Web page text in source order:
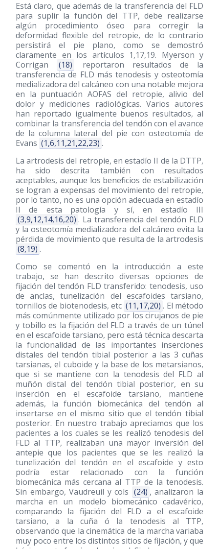
Está claro, que además de la transferencia del FLD
para suplir la función del TTP, debe realizarse
algún procedimiento óseo para corregir la
deformidad flexible del retropie, de lo contrario
persistirá el pie plano, como se demostró
claramente en los artículos 1,17,19. Myerson y
Corrigan
(18)
reportaron resultados de la
transferencia de FLD más tenodesis y osteotomía
medializadora del calcáneo con una notable mejora
en la puntuación AOFAS del retropie, alivio del
dolor y mediciones radiológicas. Varios autores
han reportado igualmente buenos resultados, al
combinar la transferencia del tendón con el avance
de la columna lateral del pie con osteotomía de
Evans (1,6,11,21,22,23) .
La artrodesis del retropie, en estadío II de la DTTP,
ha sido descrita también con resultados
aceptables, aunque los beneficios de estabilización
se logran a expensas del movimiento del retropie,
por lo tanto, no es una opción adecuada en estadío
II de esta patología y sí, en estadío III
(3,9,12,14,16,20) . La transferencia del tendón FLD
y la osteotomía medializadora del calcáneo evita la
pérdida de movimiento que resulta de la artrodesis
(8,19) .
Como se comentó en la introducción a este
trabajo, se han descrito diversas opciones de
fijación del tendón FLD transferido: tenodesis, uso
de anclas, tunelización del escafoides tarsiano,
tornillos de biotenodesis, etc (11,17,20) . El método
más comúnmente utilizado por los cirujanos de pie
y tobillo es la fijación del FLD a través de un túnel
en el escafoide tarsiano, pero está técnica descarta
la funcionalidad de las importantes inserciones
distales del tendón tibial posterior a las 3 cuñas
tarsianas, el cuboide y la base de los metarsianos,
que si se mantiene con la tenodesis del FLD al
muñón distal del tendón tibial posterior, en su
inserción en el escafoide tarsiano, mantiene
además, la función biomecánica del tendón al
insertarse en el mismo sitio que el tendón tibial
posterior. En nuestro trabajo apreciamos que los
pacientes a los cuales se les realizó tenodesis del
FLD al TTP, realizaban una mayor inversión del
antepie que los pacientes que se les realizó la
tunelización del tendón en el escafoide y esto
podría estar relacionado con la función
biomecánica más cercana al TTP de la tenodesis.
Sin embargo, Vaudreuil y cols (24) , analizaron la
marcha en un modelo biomecánico cadavérico,
comparando la fijación del FLD a el escafoide
tarsiano, a la cuña ó la tenodesis al TTP,
observando que la cinemática de la marcha variaba
muy poco entre los distintos sitios de fijación, y que